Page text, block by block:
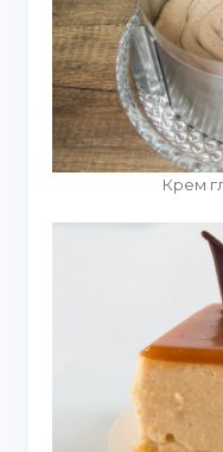
Крем